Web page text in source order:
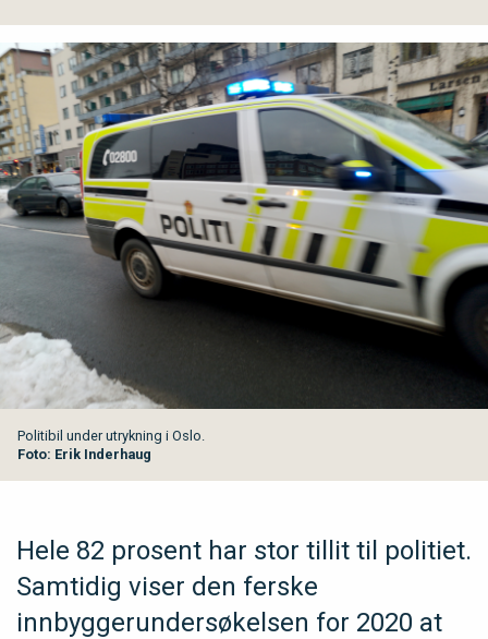
Politibil under utrykning i Oslo.
Foto: Erik Inderhaug
Hele 82 prosent har stor tillit til politiet.
Samtidig viser den ferske
innbyggerundersøkelsen for 2020 at